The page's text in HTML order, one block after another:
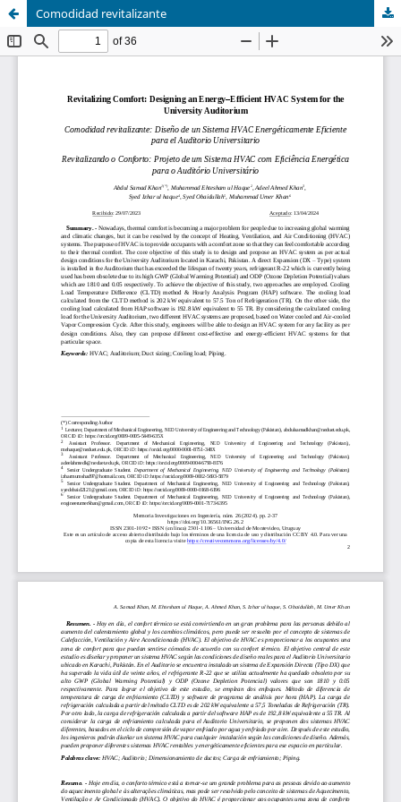
Comodidad revitalizante